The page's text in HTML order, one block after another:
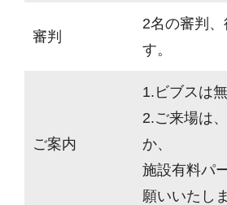
審判
2名の審判
す。
ご案内
1.ビブスは
2.ご来場は
か、
施設有料パ
願いいたし